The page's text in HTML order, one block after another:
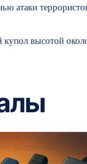
атаки
купол высотой